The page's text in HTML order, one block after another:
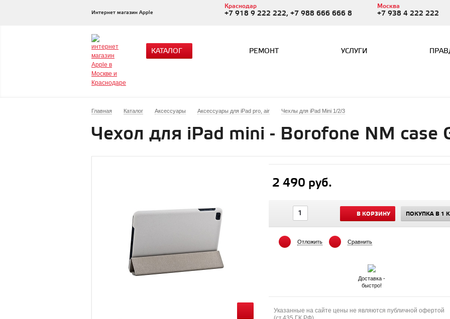
Интернет магазин Apple
Краснодар
+7 918 9 222 222, +7 988 666 666 8
Москва
+7 938 4 222 222
КАТАЛОГ РЕМОНТ УСЛУГИ
Главная Каталог Аксессуары Аксессуары для iPad pro, air Чехлы для iPad Mini 1/2/3
Чехол для iPad mini - Borofone NM case
2 490 руб.
В КОРЗИНУ ПОКУПКА В 1
Отложить Сравнить
Доставка -
быстро!
Указанные на сайте цены не являются публичной офертой